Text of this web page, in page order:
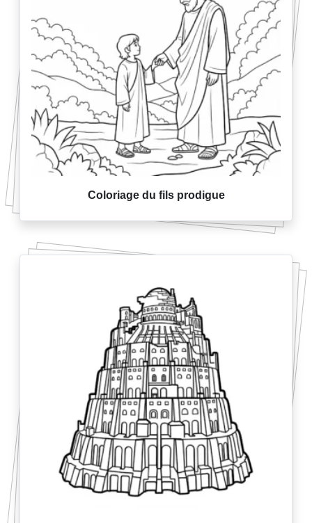
Coloriage du fils prodigue